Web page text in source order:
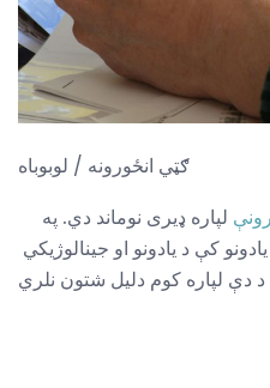
ګټي انځورونه / لوبوباه
لپاره ډیری نوماند دي. په
کې د یادونو او جینالوژیکي
د دې لپاره کوم دلیل شتون نلري